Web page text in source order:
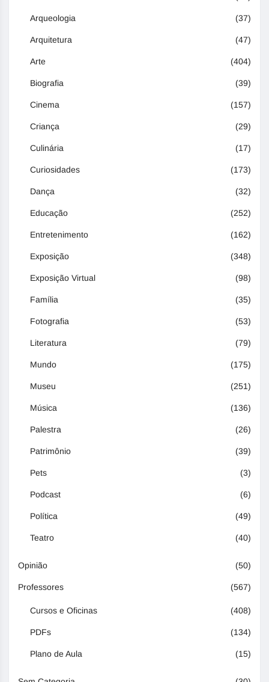
Arqueologia (37)
Arquitetura (47)
Arte (404)
Biografia (39)
Cinema (157)
Criança (29)
Culinária (17)
Curiosidades (173)
Dança (32)
Educação (252)
Entretenimento (162)
Exposição (348)
Exposição Virtual (98)
Família (35)
Fotografia (53)
Literatura (79)
Mundo (175)
Museu (251)
Música (136)
Palestra (26)
Patrimônio (39)
Pets (3)
Podcast (6)
Política (49)
Teatro (40)
Opinião (50)
Professores (567)
Cursos e Oficinas (408)
PDFs (134)
Plano de Aula (15)